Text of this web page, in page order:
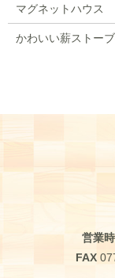
マグネットハウス
かわいい薪ストー
営業
FAX